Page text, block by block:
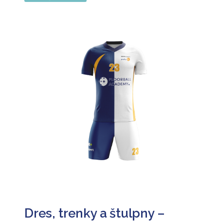
Dres, trenky a štulpny –